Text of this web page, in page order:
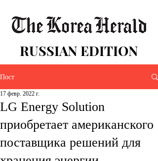
RUSSIAN EDITION
Пост
LG Energy Solution
приобретает американского
поставщика решений для
17 февр. 2022 г.